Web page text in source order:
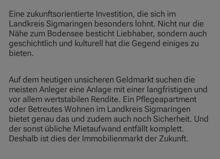
Eine zukunftsorientierte Investition, die sich im
Landkreis Sigmaringen besonders lohnt. Nicht nur die
Nähe zum Bodensee besticht Liebhaber, sondern auch
geschichtlich und kulturell hat die Gegend einiges zu
bieten.
Auf dem heutigen unsicheren Geldmarkt suchen die
meisten Anleger eine Anlage mit einer langfristigen und
vor allem wertstabilen Rendite. Ein Pflegeapartment
oder Betreutes Wohnen im Landkreis Sigmaringen
bietet genau das und zudem auch noch Sicherheit. Und
der sonst übliche Mietaufwand entfällt komplett.
Deshalb ist dies der Immobilienmarkt der Zukunft.